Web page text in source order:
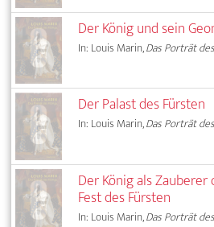
Der König und sein
In: Louis Marin,Das Porträt
Der Palast des Fürsten
In: Louis Marin,Das Porträt
Der König als Zauberer
Fest des Fürsten
In: Louis Marin,Das Porträt